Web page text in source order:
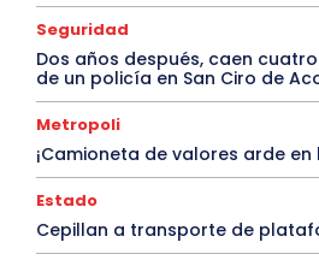
Seguridad
Dos años después, caen
de un policía en San Ciro de
Metropoli
¡Camioneta de valores arde en
Estado
Cepillan a transporte de